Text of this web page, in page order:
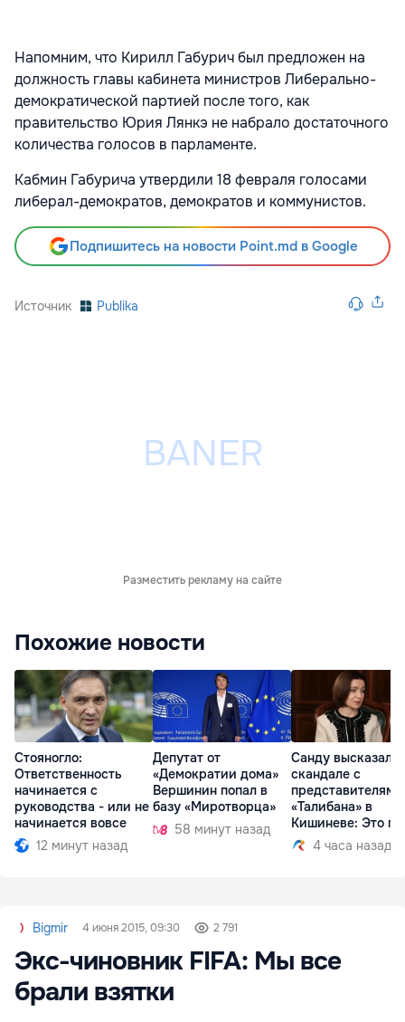
Напомним, что Кирилл Габурич был предложен на
должность главы кабинета министров Либерально-
демократической партией после того, как
правительство Юрия Лянкэ не набрало достаточного
количества голосов в парламенте.
Кабмин Габурича утвердили 18 февраля голосами
либерал-демократов, демократов и коммунистов.
Подпишитесь на новости Point.md в Google
Источник Publika
Разместить рекламу на сайте
Похожие новости
Стояногло:
Ответственность
начинается с
руководства - или не
начинается вовсе
12 минут назад
Депутат от
«Демократии дома»
Вершинин попал в
базу «Миротворца»
58 минут назад
Санду
скандале с
представителями
«Талибана» в
Кишиневе: Это
4 часа назад
Bigmir 4 июня 2015, 09:30 2 791
Экс-чиновник FIFA: Мы все
брали взятки